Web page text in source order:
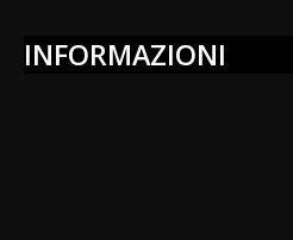
INFORMAZIONI